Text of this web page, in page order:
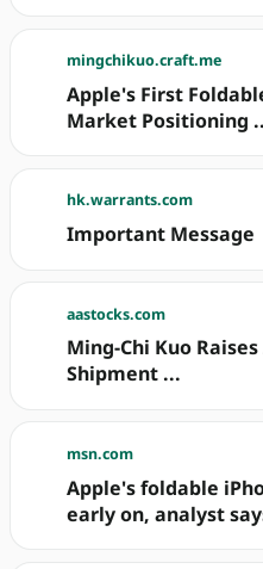
mingchikuo.craft.me
Apple's First
Market Positioning
hk.warrants.com
Important Message
aastocks.com
Ming-Chi Kuo
Shipment ...
msn.com
Apple's foldable
early on, analyst